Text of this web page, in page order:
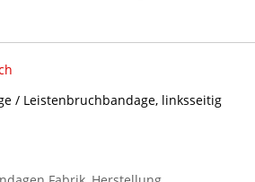
/ Leistenbruchbandage, linksseitig